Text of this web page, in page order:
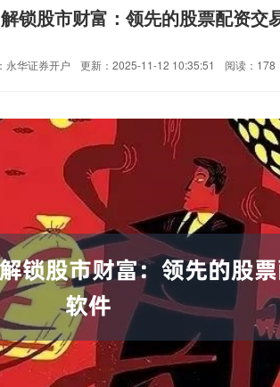
锁股市财富：领先的股票配资交
永华证券开户 更新：2025-11-12 10:35:51 阅读：178